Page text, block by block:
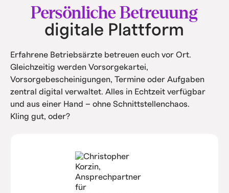
und Service.
Persönliche Betreuung
digitale Plattform
Erfahrene Betriebsärzte betreuen euch vor Ort.
Gleichzeitig werden Vorsorgekartei,
Vorsorgebescheinigungen, Termine oder Aufgaben
zentral digital verwaltet. Alles in Echtzeit verfügbar
und aus einer Hand – ohne Schnittstellenchaos.
Kling gut, oder?